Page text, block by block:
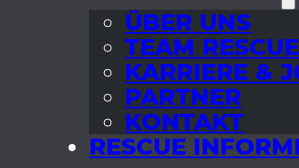
ÜBER UNS
TEAM RESCUE
KARRIERE &
PARTNER
KONTAKT
RESCUE